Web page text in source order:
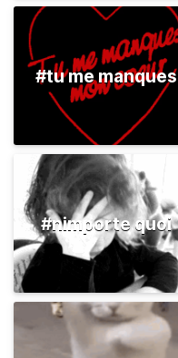
#tu me manques
#nimporte quoi